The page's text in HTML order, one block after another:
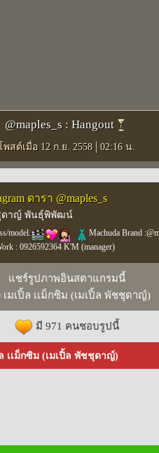
@maples_s : Hangout
พสต์เมื่อ 12 ก.ย. 2558 | 02:16 น.
ดารา @maples_s
าญ์ พันธุ์พิพัฒน์
model.
Machuda Brand
: 0926592364 K'M (manager)
แชร์รูปภาพอินสตาแกรมนี้
เมเปิ้ล เเม็กซิม (เมเปิ้ล พัชชุดาญ์)
มี 971 คนชอบรูปนี้
เเม็กซิม (เมเปิ้ล พัชชุดาญ์)